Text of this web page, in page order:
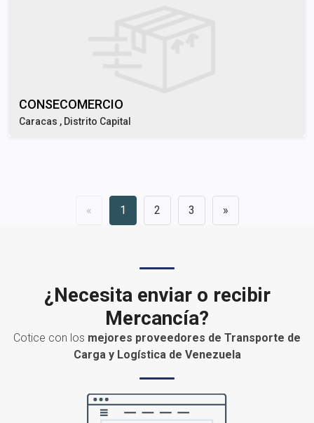
CONSECOMERCIO
Caracas , Distrito Capital
« 1 2 3 »
¿Necesita enviar o recibir
Mercancía?
Cotice con los mejores proveedores de Transporte de
Carga y Logística de Venezuela